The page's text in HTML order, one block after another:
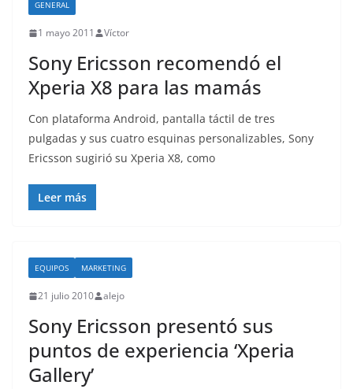
GENERAL
1 mayo 2011 Víctor
Sony Ericsson recomendó el
Xperia X8 para las mamás
Con plataforma Android, pantalla táctil de tres
pulgadas y sus cuatro esquinas personalizables, Sony
Ericsson sugirió su Xperia X8, como
Leer más
EQUIPOS MARKETING
21 julio 2010 alejo
Sony Ericsson presentó sus
puntos de experiencia ‘Xperia
Gallery’